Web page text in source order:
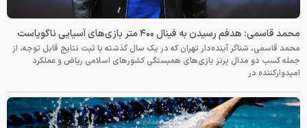
محمد قاسمی: هدفم رسیدن به فینال ۴۰۰ متر بازی‌های آسیایی ناگویاست
محمد قاسمی، شناگر آینده‌دار تهران که در یک سال گذشته با ثبت نتایج قابل توجه، از
جمله کسب دو مدال برنز بازی‌های همبستگی کشورهای اسلامی ریاض و عملکرد
امیدوارکننده در